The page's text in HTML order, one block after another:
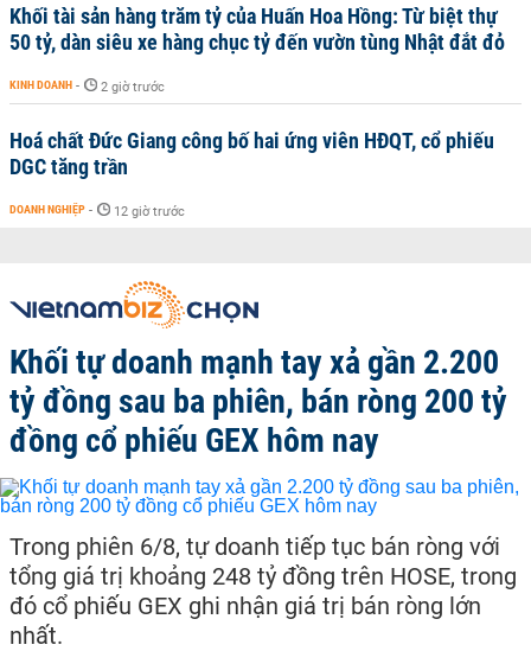
Khối tài sản hàng trăm tỷ của Huấn Hoa Hồng: Từ biệt thự
50 tỷ, dàn siêu xe hàng chục tỷ đến vườn tùng Nhật đắt đỏ
KINH DOANH - 2 giờ trước
Hoá chất Đức Giang công bố hai ứng viên HĐQT, cổ phiếu
DGC tăng trần
DOANH NGHIỆP - 12 giờ trước
Khối tự doanh mạnh tay xả gần 2.200
tỷ đồng sau ba phiên, bán ròng 200 tỷ
đồng cổ phiếu GEX hôm nay
Trong phiên 6/8, tự doanh tiếp tục bán ròng với
tổng giá trị khoảng 248 tỷ đồng trên HOSE, trong
đó cổ phiếu GEX ghi nhận giá trị bán ròng lớn
nhất.